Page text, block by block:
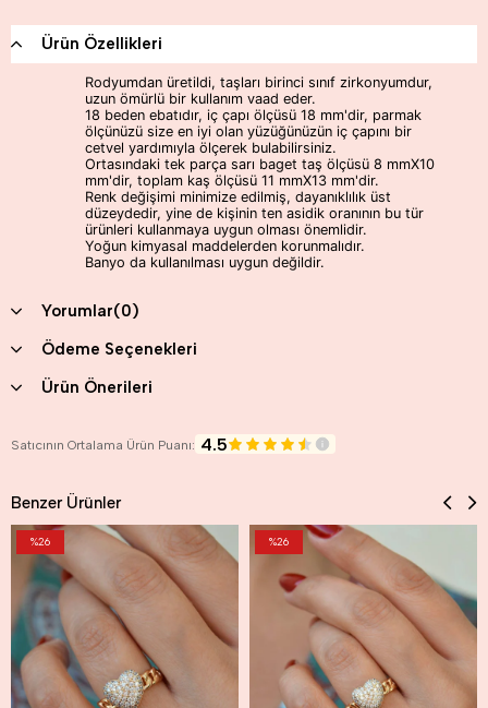
Ürün Özellikleri
Rodyumdan üretildi, taşları birinci sınıf zirkonyumdur,
uzun ömürlü bir kullanım vaad eder.
18 beden ebatıdır, iç çapı ölçüsü 18 mm'dir, parmak
ölçünüzü size en iyi olan yüzüğünüzün iç çapını bir
cetvel yardımıyla ölçerek bulabilirsiniz.
Ortasındaki tek parça sarı baget taş ölçüsü 8 mmX10
mm'dir, toplam kaş ölçüsü 11 mmX13 mm'dir.
Renk değişimi minimize edilmiş, dayanıklılık üst
düzeydedir, yine de kişinin ten asidik oranının bu tür
ürünleri kullanmaya uygun olması önemlidir.
Yoğun kimyasal maddelerden korunmalıdır.
Banyo da kullanılması uygun değildir.
Yorumlar(0)
Ödeme Seçenekleri
Ürün Önerileri
Satıcının Ortalama Ürün Puanı: 4.5
Benzer Ürünler
%26 %26